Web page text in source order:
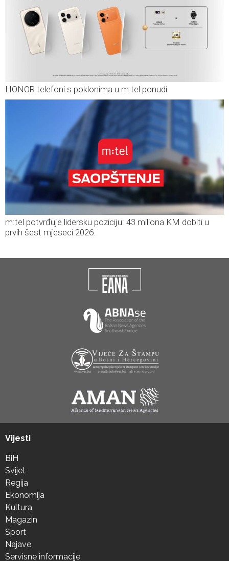
HONOR telefoni s poklonima u m:tel ponudi
m:tel potvrđuje lidersku poziciju: 43 miliona KM dobiti u
prvih šest mjeseci 2026.
Vijesti
BiH
Svijet
Regija
Ekonomija
Kultura
Magazin
Sport
Najave
Servisne informacije